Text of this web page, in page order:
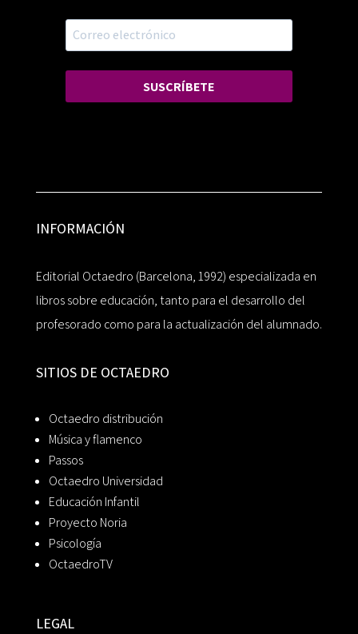
SUSCRÍBETE
INFORMACIÓN
Editorial Octaedro (Barcelona, 1992) especializada en
libros sobre educación, tanto para el desarrollo del
profesorado como para la actualización del alumnado.
SITIOS DE OCTAEDRO
Octaedro distribución
Música y flamenco
Passos
Octaedro Universidad
Educación Infantil
Proyecto Noria
Psicología
OctaedroTV
LEGAL